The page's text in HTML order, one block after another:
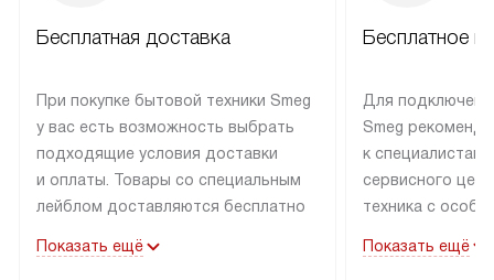
Бесплатная доставка
При покупке бытовой техники Smeg
у вас есть возможность выбрать
подходящие условия доставки
и оплаты. Товары со специальным
лейблом доставляются бесплатно
до подъезда. Доставка за пределы
Показать ещё
Бесплатное
Для
Smeg
к специалистам
сервисного
техника с
коммуникациям.
Показать ещё